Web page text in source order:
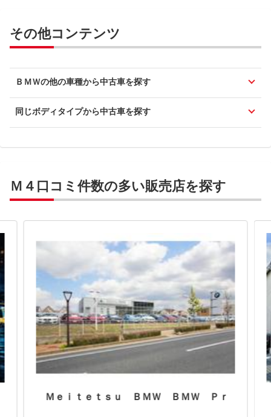
その他コンテンツ
ＢＭＷの他の車種から中古車を探す
同じボディタイプから中古車を探す
Ｍ４口コミ件数の多い販売店を探す